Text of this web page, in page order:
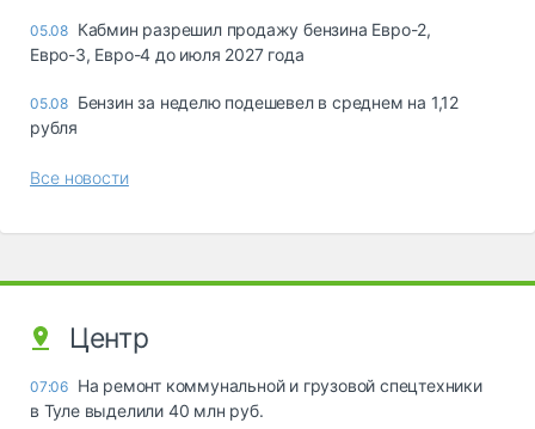
05.08 Кабмин разрешил продажу бензина Евро-2,
Евро-3, Евро-4 до июля 2027 года
05.08 Бензин за неделю подешевел в среднем на 1,12
рубля
Все новости
Центр
07:06 На ремонт коммунальной и грузовой спецтехники
в Туле выделили 40 млн руб.